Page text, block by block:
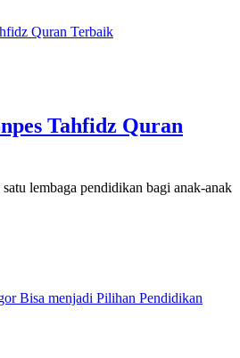
Tahfidz Quran
lembaga pendidikan bagi anak-anak